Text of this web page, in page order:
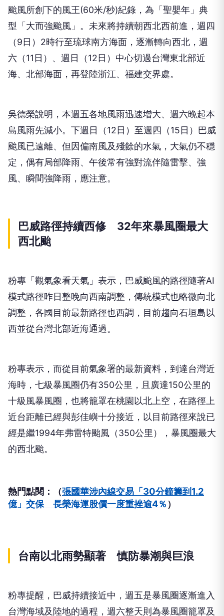
颱風所創下的風王(60米/秒)紀錄，為「聖嬰年」典
型「大而強颱風」。未來將持續朝西北西前進，週四
（9日）2時行至琉球南方海面，逐漸轉向西北，週
六（11日）、週日（12日）中心切過台灣東北部近
海、北部海面，再登陸浙江、福建交界處。
吳德榮說明，本週五各地風雨迅速增大、週六晚起本
島風雨先減小。下週日（12日）至週四（15日）巴威
颱風已遠離、但因偏南風及殘餘的水氣，大氣仍不穩
定，偶有局部降雨、午後常有強對流伴隨雷擊、強
風、瞬間強降雨，應注意。
巴威路徑持續西修 32年來暴風圈最大
西北颱
粉專「觀氣象看天氣」表示，巴威颱風的路徑隨著AI
模式路徑昨日整晚向西南調整，傳統模式也略微向北
調整，各國目前最新路徑也西調，目前趨向石垣島以
西並從台灣北部近海通過。
粉專表示，而從目前氣象署的最新資料，到達台灣近
海時，七級暴風圈仍有350公里，且廣達150公里的
十級風暴風圈，也將籠罩在桃園以北上空，在路徑上
近台距離已經與彭佳嶼十分接近，以目前路徑來說已
經是繼1994年弗雷特颱風（350公里），暴風圈最大
的西北颱。
熱門點閱：（張國華涉內線交易「30分鐘籌到1.2
億」交保 長榮海運股價一度重挫逾4％）
台南以北雨勢顯著 慎防暴潮與巨浪
粉專提醒，巴威持續接近中，週五是暴風圈逐漸進入
台灣海域及陸地的過程，週六整天則為暴風圈籠罩及